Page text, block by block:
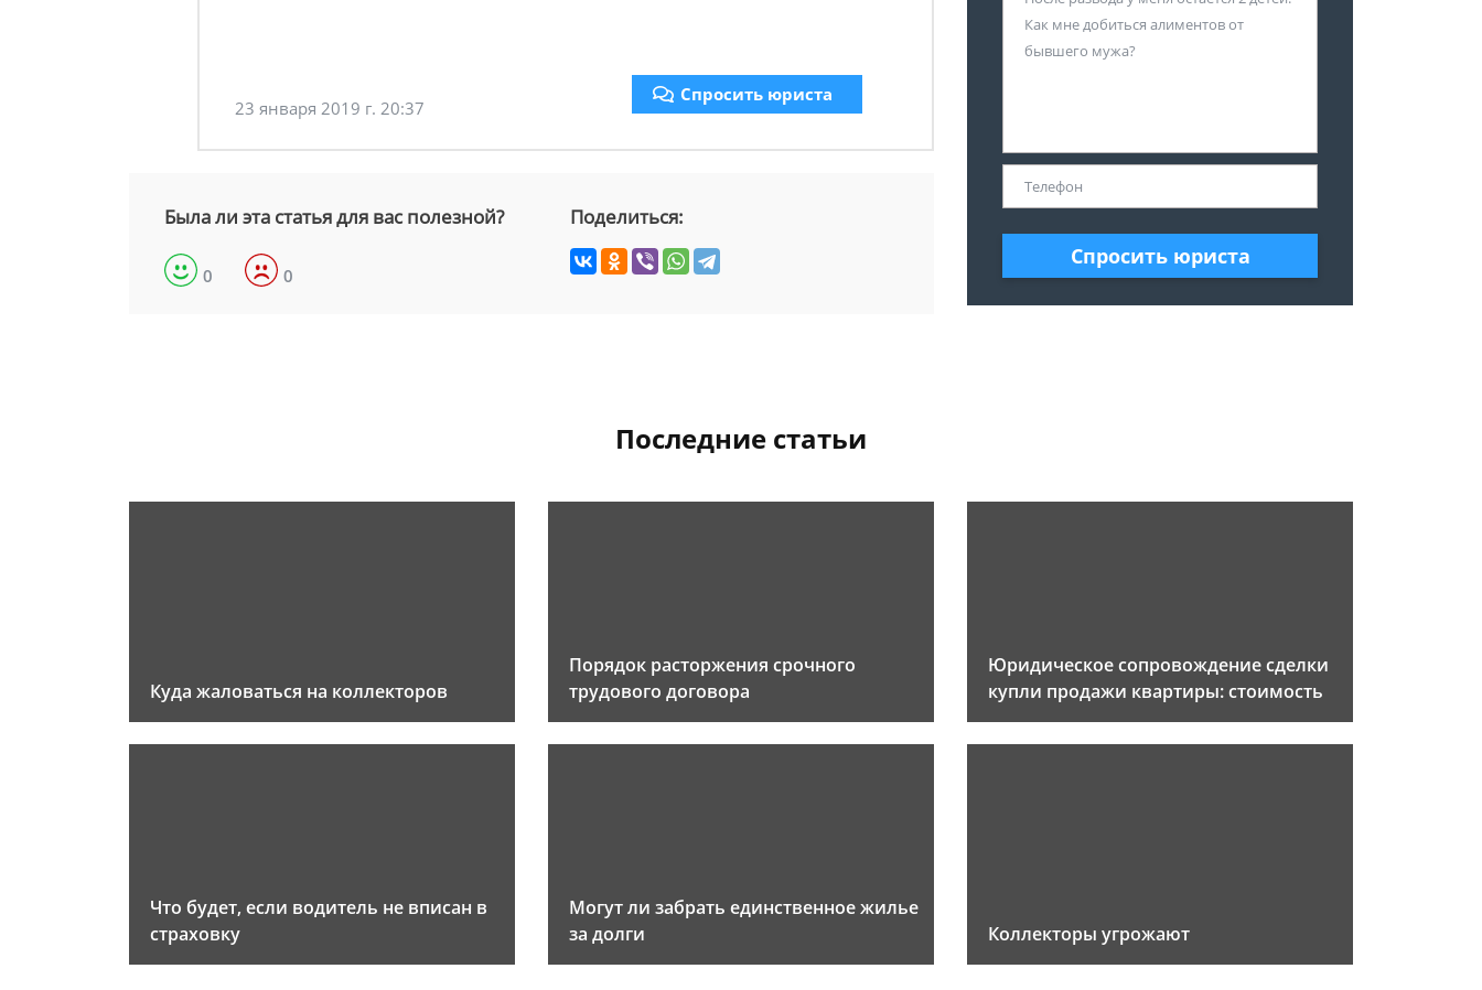
23 января 2019 г. 20:37
Спросить юриста
Была ли эта статья для вас полезной?
0 0
Поделиться:
Спросить юриста
Последние статьи
Куда жаловаться на коллекторов
Порядок расторжения срочного
трудового договора
Юридическое сопровождение сделки
купли продажи квартиры: стоимость
Что будет, если водитель не вписан в
страховку
Могут ли забрать единственное жилье
за долги
Коллекторы угрожают